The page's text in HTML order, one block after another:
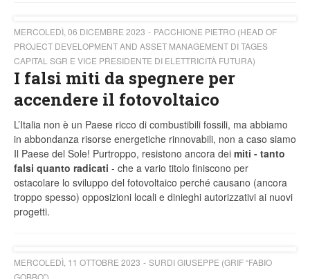
MERCOLEDÌ, 06 DICEMBRE 2023
PACCHIONE PIETRO (HEAD OF
PROJECT DEVELOPMENT AND ASSET MANAGEMENT DI TAGES
CAPITAL SGR E VICE PRESIDENTE DI ELETTRICITÀ FUTURA)
I falsi miti da spegnere per
accendere il fotovoltaico
L’Italia non è un Paese ricco di combustibili fossili, ma abbiamo
in abbondanza risorse energetiche rinnovabili, non a caso siamo
Il Paese del Sole! Purtroppo, resistono ancora dei miti - tanto
falsi quanto radicati - che a vario titolo finiscono per
ostacolare lo sviluppo del fotovoltaico perché causano (ancora
troppo spesso) opposizioni locali e dinieghi autorizzativi ai nuovi
progetti.
MERCOLEDÌ, 11 OTTOBRE 2023
SURDI GIUSEPPE (GRIF “FABIO